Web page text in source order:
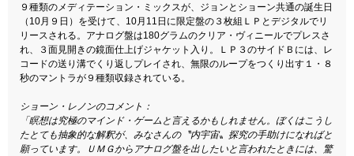
９種類のメディテーション・ミックスが、ジョンとショーン共通の誕生日
（10月９日）を受けて、10月11日に限定盤の３枚組ＬＰとデジタルでリ
リースされる。アナログ盤は180グラムのクリア・ヴィニールでプレスさ
れ、３面見開きの鏡面仕上げジャケット入り。ＬＰ３のサイドＢには、レ
コードの送り溝でくり返しプレイされ、無限のループをつくり出す１・８
秒のマントラが９種類収録されている。
ショーン・レノンのコメント：
「瞑想は究極のマインド・ゲームと言えるかもしれません。ぼくはこうし
たとても抽象的な解釈が、みなさんの〝内宇宙〟探究の手助けになればと
願っています。ＵＭＧからアナログ盤を出したいと言われたときには、驚